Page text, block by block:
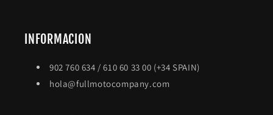
INFORMACION
902 760 634 / 610 60 33 00 (+34 SPAIN)
hola@fullmotocompany.com